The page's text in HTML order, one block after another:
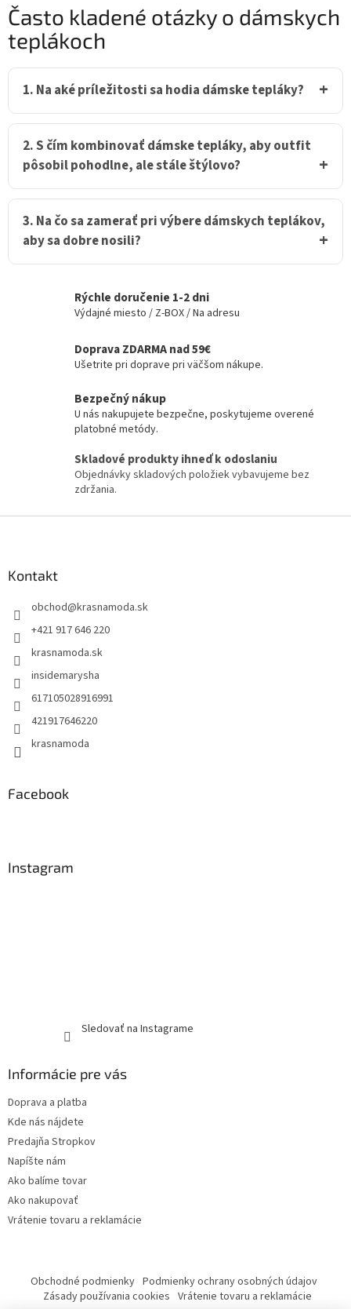
l
á
c
i
e
p
r
v
k
y
v
ý
p
u
Často kladené otázky o dámskych
teplákoch
1. Na aké príležitosti sa hodia dámske tepláky?
2. S čím kombinovať dámske tepláky, aby outfit
pôsobil pohodlne, ale stále štýlovo?
3. Na čo sa zamerať pri výbere dámskych teplákov,
aby sa dobre nosili?
Rýchle doručenie 1-2 dni
Výdajné miesto / Z-BOX / Na adresu
Doprava ZDARMA nad 59€
Ušetrite pri doprave pri väčšom nákupe.
Bezpečný nákup
U nás nakupujete bezpečne, poskytujeme overené
platobné metódy.
Skladové produkty ihneď k odoslaniu
Objednávky skladových položiek vybavujeme bez
zdržania.
Kontakt
obchod@krasnamoda.sk
+421 917 646 220
krasnamoda.sk
insidemarysha
617105028916991
421917646220
krasnamoda
Facebook
Instagram
Sledovať na Instagrame
Informácie pre vás
Doprava a platba
Kde nás nájdete
Predajňa Stropkov
Napíšte nám
Ako balíme tovar
Ako nakupovať
Vrátenie tovaru a reklamácie
Obchodné podmienky Podmienky ochrany osobných údajov
Zásady používania cookies Vrátenie tovaru a reklamácie